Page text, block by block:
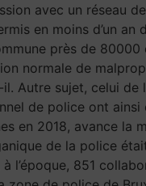
avec un réseau
en moins d’un an
près de 80000
normale de
Autre sujet, celui de
de police ont ainsi
en 2018, avance la
de la police
l’époque, 851